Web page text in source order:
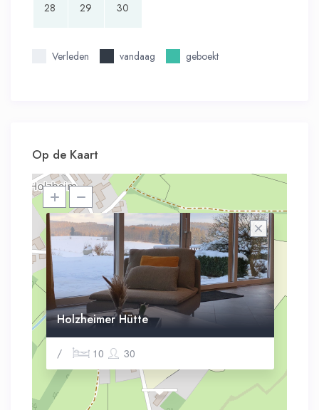
28 29 30
Verleden vandaag geboekt
Op de Kaart
Holzheimer Hütte
/ 30
10